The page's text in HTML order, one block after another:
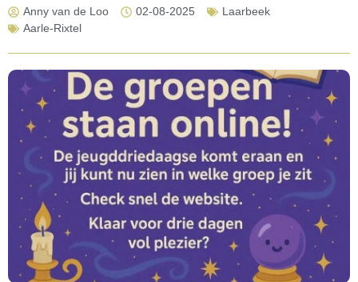
Anny van de Loo 02-08-2025
Laarbeek
Aarle-Rixtel